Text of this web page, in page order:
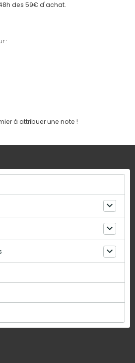
des 59€ d'achat.
:
à attribuer une note !